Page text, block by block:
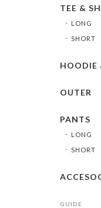
TEE &
LONG
SHORT
HOODIE
OUTER
PANTS
LONG
SHORT
GUIDE